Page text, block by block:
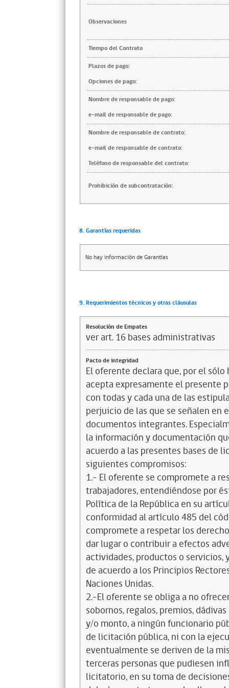
Observaciones
Tiempo del Contrato
Plazos de pago:
Opciones de pago:
Nombre de responsable de pago:
e-mail de responsable de pago:
Nombre de responsable de contrato:
e-mail de responsable de contrato:
Teléfono de responsable del contrato:
Prohibición de subcontratación:
8. Garantías requeridas
No hay información de Garantías
9. Requerimientos técnicos y otras cláusulas
Resolución de Empates
ver art. 16 bases administrativas
Pacto de integridad
El oferente declara que, por el
acepta expresamente el presente
con todas y cada una de las
perjuicio de las que se señalen en
documentos integrantes.
la información y documentación
acuerdo a las presentes bases de
siguientes compromisos:
1.- El oferente se compromete a
trabajadores, entendiéndose por
Política de la República en su
conformidad al artículo 485 del
compromete a respetar los
dar lugar o contribuir a efectos
actividades, productos o servicios,
de acuerdo a los Principios
Naciones Unidas.
2.-El oferente se obliga a no
sobornos, regalos, premios,
y/o monto, a ningún funcionario
de licitación pública, ni con la
eventualmente se deriven de la
terceras personas que pudiesen
licitatorio, en su toma de